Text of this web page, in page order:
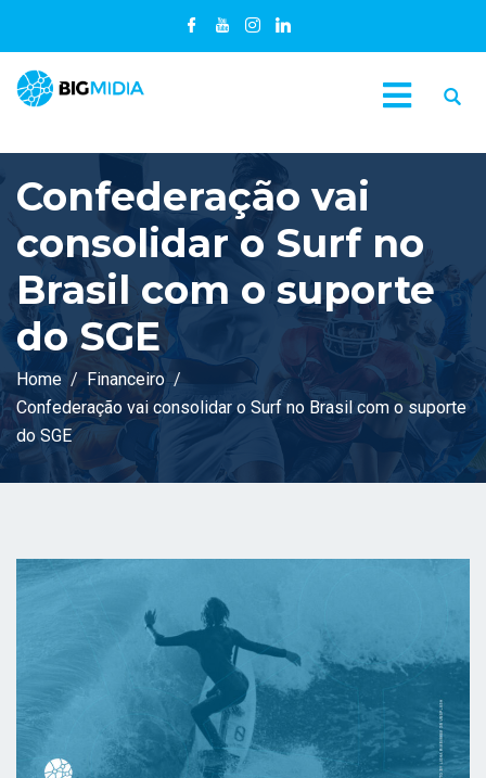
Confederação vai
consolidar o Surf no
Brasil com o suporte
do SGE
Home
Financeiro
Confederação vai consolidar o Surf no Brasil com o suporte
do SGE